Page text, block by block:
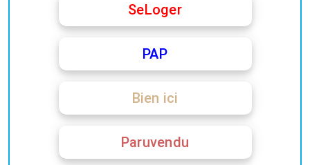
SeLoger
PAP
Bien ici
Paruvendu